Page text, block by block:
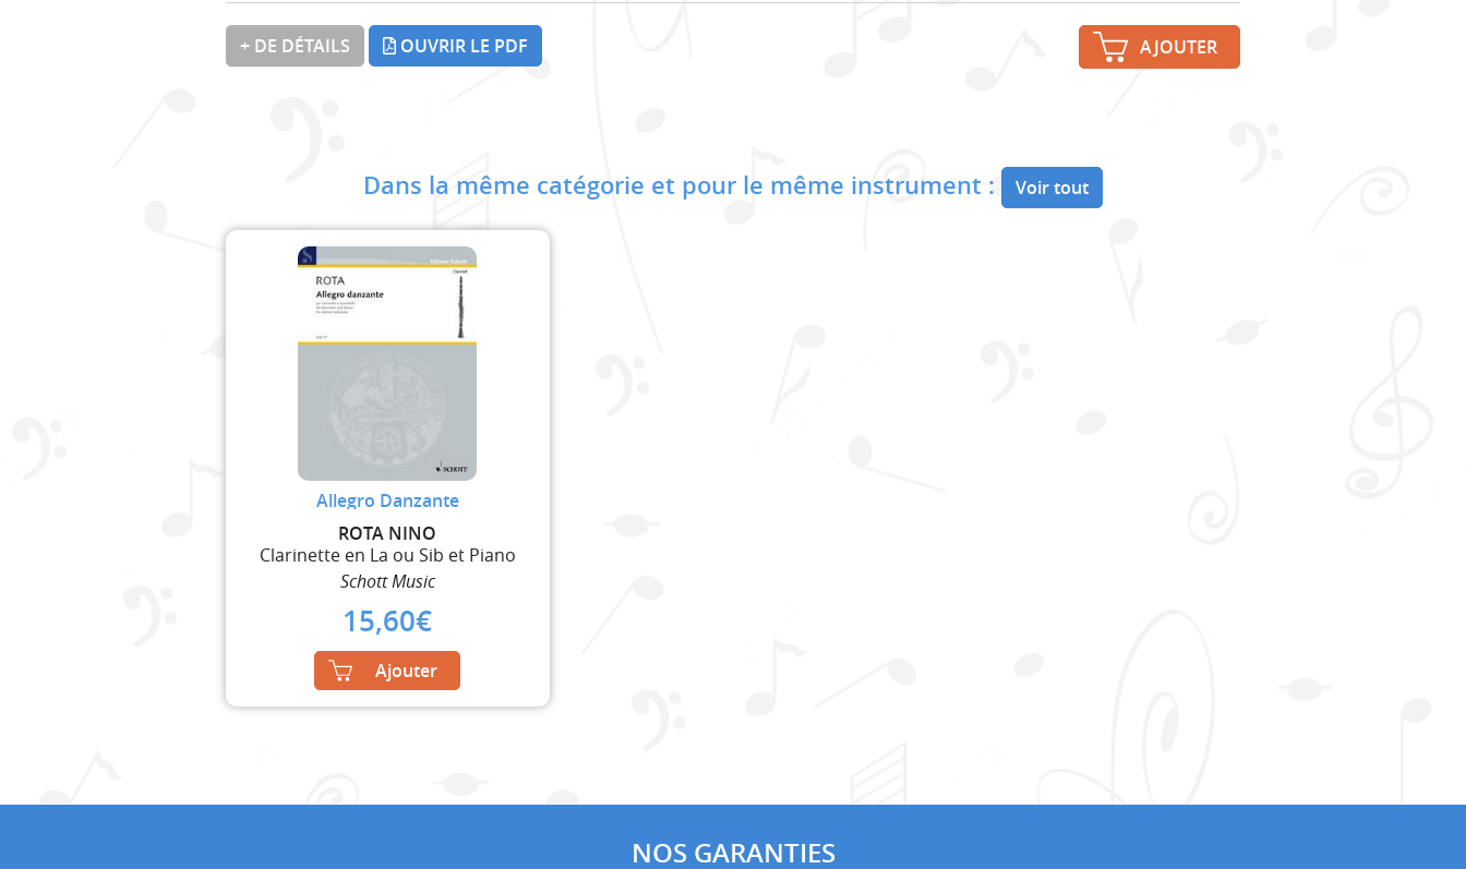
+ DE DÉTAILS OUVRIR LE PDF AJOUTER
Dans la même catégorie et pour le même instrument : Voir tout
Allegro Danzante
ROTA NINO
Clarinette en La ou Sib et Piano
Schott Music
15,60€
Ajouter
NOS GARANTIES